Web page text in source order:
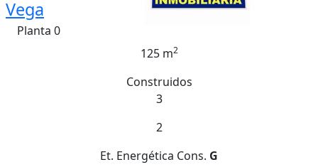
Vega
Planta 0
125 m2
Construidos
3
2
Et. Energética Cons. G